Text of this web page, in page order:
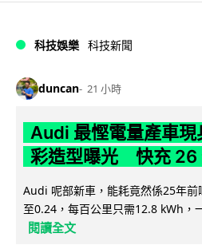
科技娛樂 科技新聞
duncan 21 小時
Audi 最慳電量產車
彩造型曝光 快充 26
Audi 呢部新車，能耗竟然係25年
至0.24，每百公里只需12.8 kWh，
閱讀全文